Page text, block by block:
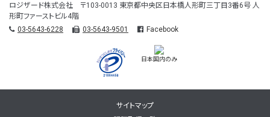
ロジザード株式会社 〒103-0013 東京都中央区日本橋人形町三丁目3番6号 人
形町ファーストビル4階
03-5643-6228
03-5643-9501 Facebook
日本国内のみ
サイトマップ